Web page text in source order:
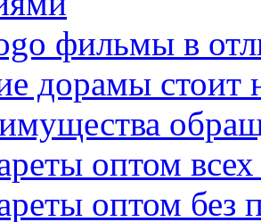
фильмы в
дорамы стоит
оптом
оптом без